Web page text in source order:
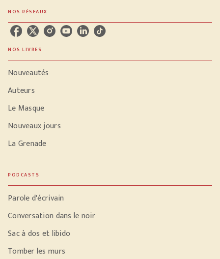
NOS RÉSEAUX
NOS LIVRES
Nouveautés
Auteurs
Le Masque
Nouveaux jours
La Grenade
PODCASTS
Parole d'écrivain
Conversation dans le noir
Sac à dos et libido
Tomber les murs